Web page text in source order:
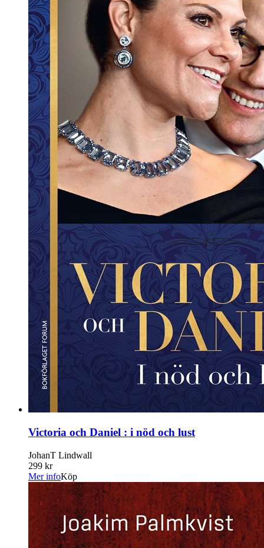
Victoria och Daniel : i nöd och lust
JohanT Lindwall
299 kr
Mer infoKöp